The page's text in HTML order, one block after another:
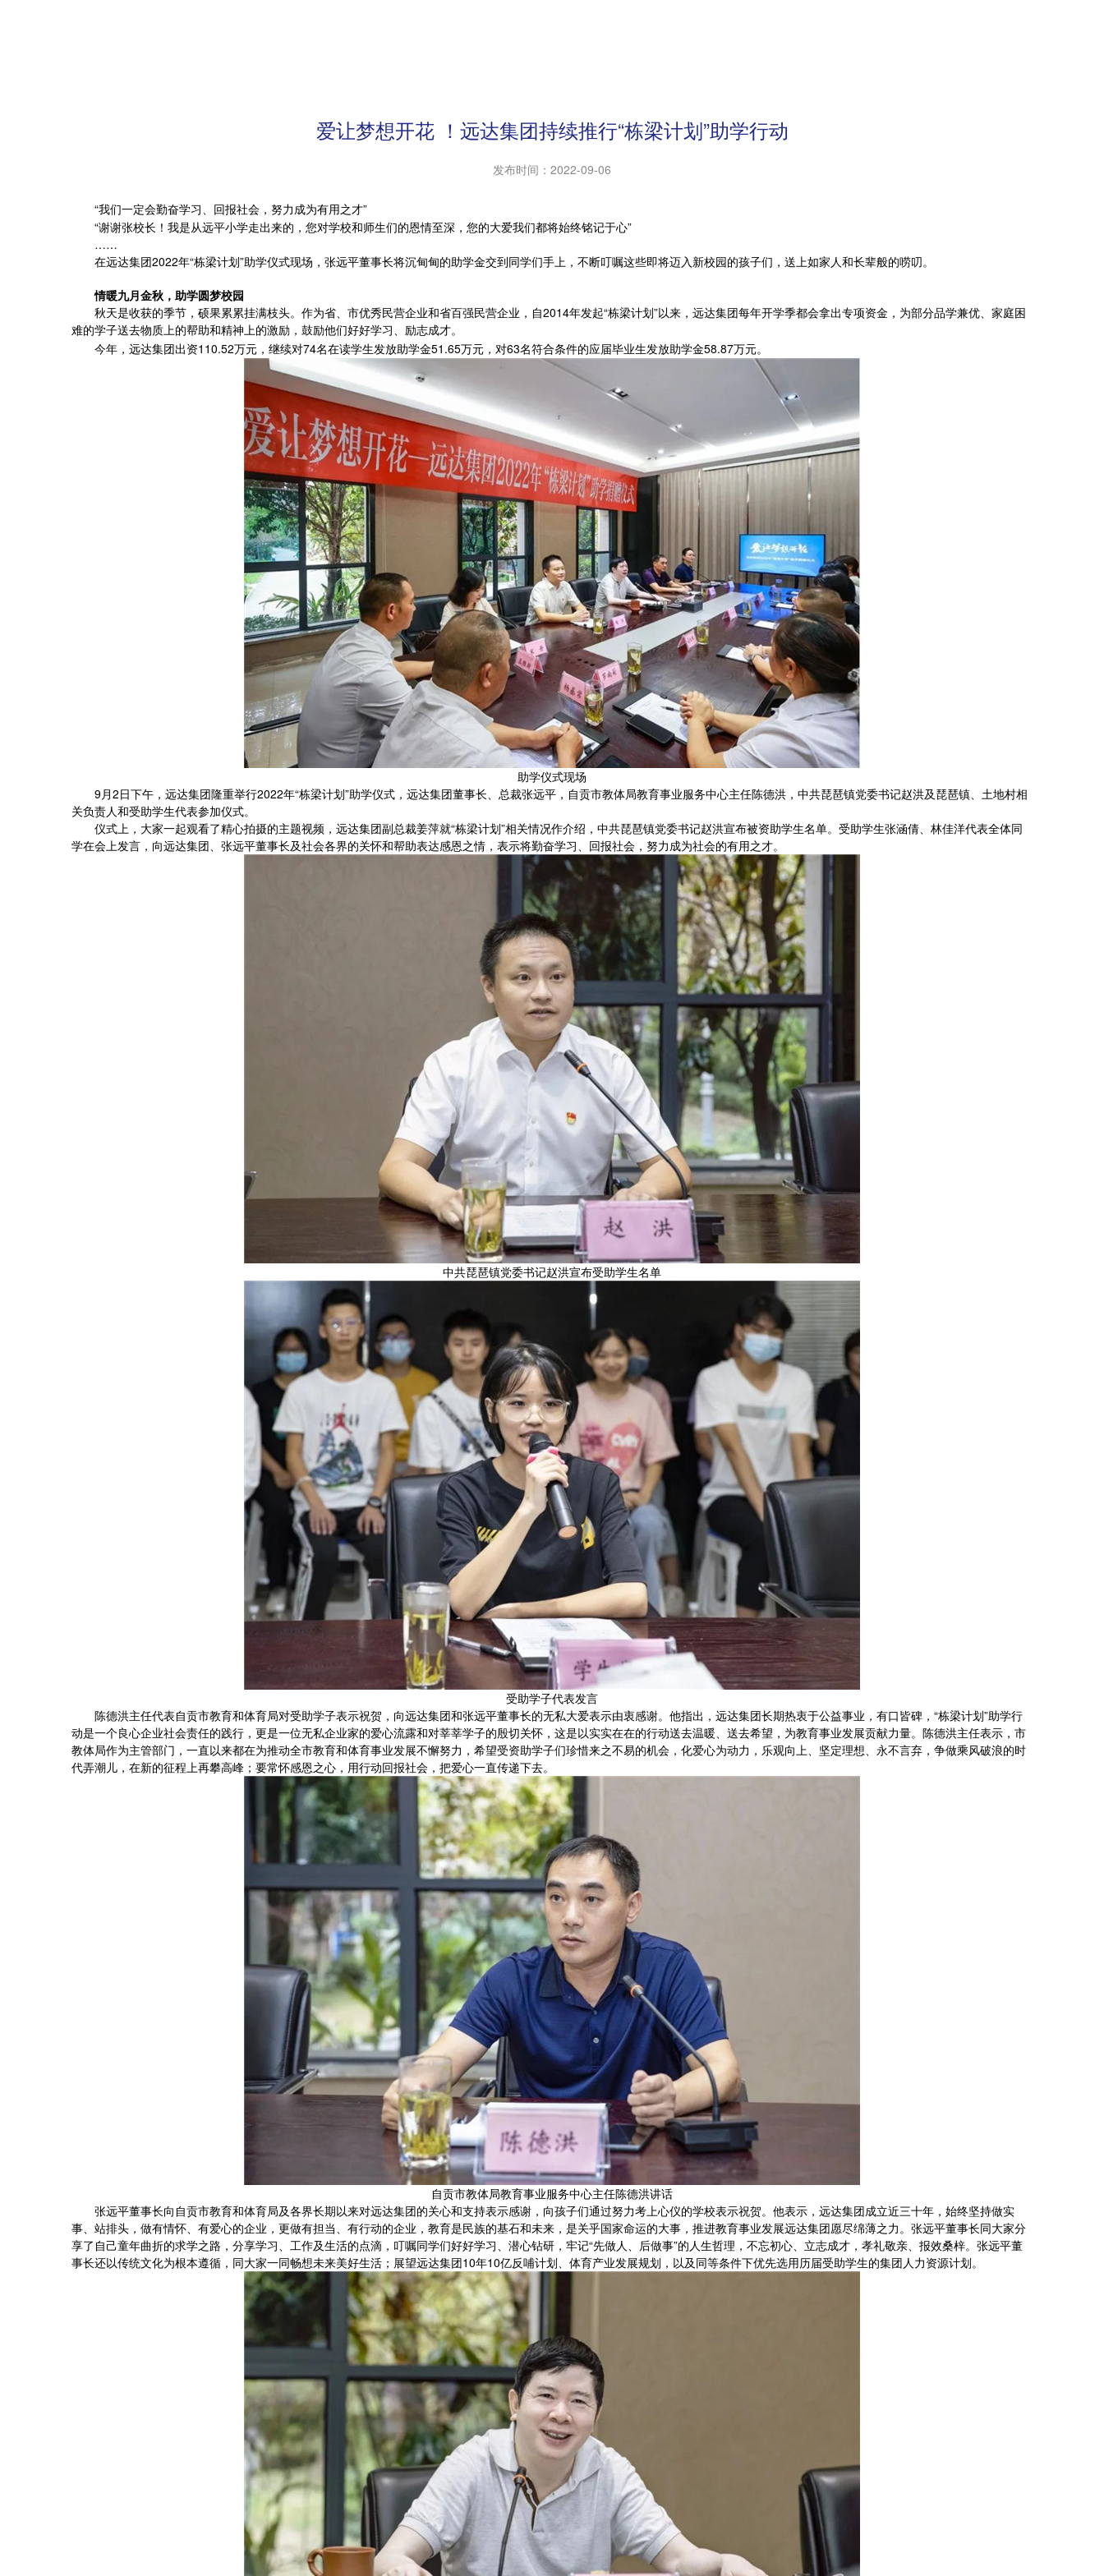
爱让梦想开花 ！远达集团持续推行“栋梁计划”助学行动
发布时间： 2022-09-06
“我们一定会勤奋学习、回报社会，努力成为有用之才”
“谢谢张校长！我是从远平小学走出来的，您对学校和师生们的恩情至深，您的大爱我们都将始终铭记于心”
……
在远达集团2022年“栋梁计划”助学仪式现场，张远平董事长将沉甸甸的助学金交到同学们手上，不断叮嘱这些即将迈入新校园的孩子们，送上如家人和长辈般的唠叨。
情暖九月金秋，助学圆梦校园
秋天是收获的季节，硕果累累挂满枝头。作为省、市优秀民营企业和省百强民营企业，自2014年发起“栋梁计划”以来，远达集团每年开学季都会拿出专项资金，为部分品学兼优、家庭困
难的学子送去物质上的帮助和精神上的激励，鼓励他们好好学习、励志成才。
今年，远达集团出资110.52万元，继续对74名在读学生发放助学金51.65万元，对63名符合条件的应届毕业生发放助学金58.87万元。
助学仪式现场
9月2日下午，远达集团隆重举行2022年“栋梁计划”助学仪式，远达集团董事长、总裁张远平，自贡市教体局教育事业服务中心主任陈德洪，中共琵琶镇党委书记赵洪及琵琶镇、土地村相
关负责人和受助学生代表参加仪式。
仪式上，大家一起观看了精心拍摄的主题视频，远达集团副总裁姜萍就“栋梁计划”相关情况作介绍，中共琵琶镇党委书记赵洪宣布被资助学生名单。受助学生张涵倩、林佳洋代表全体同
学在会上发言，向远达集团、张远平董事长及社会各界的关怀和帮助表达感恩之情，表示将勤奋学习、回报社会，努力成为社会的有用之才。
中共琵琶镇党委书记赵洪宣布受助学生名单
受助学子代表发言
陈德洪主任代表自贡市教育和体育局对受助学子表示祝贺，向远达集团和张远平董事长的无私大爱表示由衷感谢。他指出，远达集团长期热衷于公益事业，有口皆碑，“栋梁计划”助学行
动是一个良心企业社会责任的践行，更是一位无私企业家的爱心流露和对莘莘学子的殷切关怀，这是以实实在在的行动送去温暖、送去希望，为教育事业发展贡献力量。陈德洪主任表示，市
教体局作为主管部门，一直以来都在为推动全市教育和体育事业发展不懈努力，希望受资助学子们珍惜来之不易的机会，化爱心为动力，乐观向上、坚定理想、永不言弃，争做乘风破浪的时
代弄潮儿，在新的征程上再攀高峰；要常怀感恩之心，用行动回报社会，把爱心一直传递下去。
自贡市教体局教育事业服务中心主任陈德洪讲话
张远平董事长向自贡市教育和体育局及各界长期以来对远达集团的关心和支持表示感谢，向孩子们通过努力考上心仪的学校表示祝贺。他表示，远达集团成立近三十年，始终坚持做实
事、站排头，做有情怀、有爱心的企业，更做有担当、有行动的企业，教育是民族的基石和未来，是关乎国家命运的大事，推进教育事业发展远达集团愿尽绵薄之力。张远平董事长同大家分
享了自己童年曲折的求学之路，分享学习、工作及生活的点滴，叮嘱同学们好好学习、潜心钻研，牢记“先做人、后做事”的人生哲理，不忘初心、立志成才，孝礼敬亲、报效桑梓。张远平董
事长还以传统文化为根本遵循，同大家一同畅想未来美好生活；展望远达集团10年10亿反哺计划、体育产业发展规划，以及同等条件下优先选用历届受助学生的集团人力资源计划。